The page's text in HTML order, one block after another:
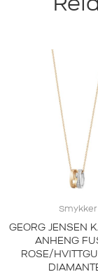
Smykker
GEORG JENSEN
ANHENG
ROSE/